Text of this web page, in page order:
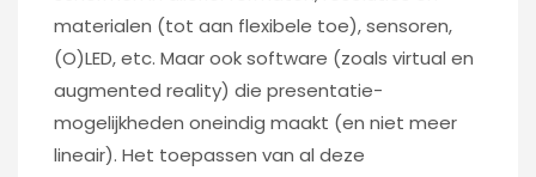
materialen (tot aan flexibele toe), sensoren,
(O)LED, etc. Maar ook software (zoals virtual en
augmented reality) die presentatie-
mogelijkheden oneindig maakt (en niet meer
lineair). Het toepassen van al deze